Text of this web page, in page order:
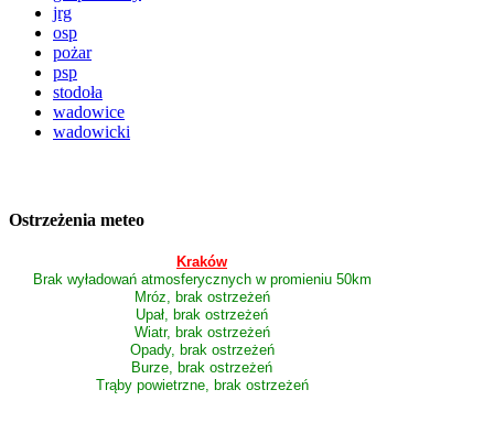
jrg
osp
pożar
psp
stodoła
wadowice
wadowicki
Ostrzeżenia meteo
Kraków
Brak wyładowań atmosferycznych w promieniu 50km
Mróz, brak ostrzeżeń
Upał, brak ostrzeżeń
Wiatr, brak ostrzeżeń
Opady, brak ostrzeżeń
Burze, brak ostrzeżeń
Trąby powietrzne, brak ostrzeżeń